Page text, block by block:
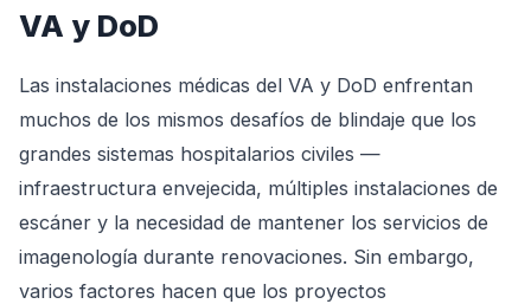
VA y DoD
Las instalaciones médicas del VA y DoD enfrentan
muchos de los mismos desafíos de blindaje que los
grandes sistemas hospitalarios civiles —
infraestructura envejecida, múltiples instalaciones de
escáner y la necesidad de mantener los servicios de
imagenología durante renovaciones. Sin embargo,
varios factores hacen que los proyectos